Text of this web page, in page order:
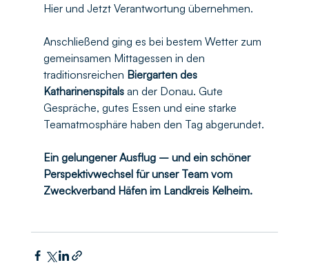
Hier und Jetzt Verantwortung übernehmen.
Anschließend ging es bei bestem Wetter zum
gemeinsamen Mittagessen in den
traditionsreichen Biergarten des
Katharinenspitals an der Donau. Gute
Gespräche, gutes Essen und eine starke
Teamatmosphäre haben den Tag abgerundet.
Ein gelungener Ausflug – und ein schöner
Perspektivwechsel für unser Team vom
Zweckverband Häfen im Landkreis Kelheim.